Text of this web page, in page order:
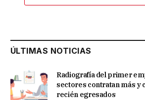
ÚLTIMAS NOTICIAS
Radiografía del primer
sectores contratan más y
recién egresados